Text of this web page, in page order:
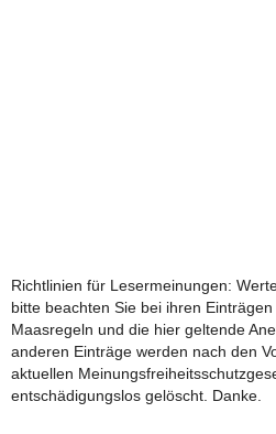
Richtlinien für Lesermeinungen:
bitte beachten Sie bei ihren
Maasregeln und die hier geltende
anderen Einträge werden nach den
aktuellen
entschädigungslos gelöscht. Danke.